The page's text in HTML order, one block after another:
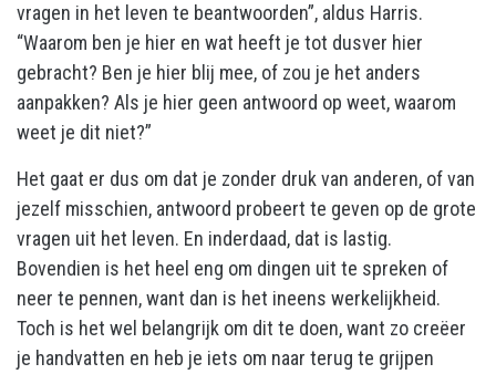
vragen in het leven te beantwoorden”, aldus Harris.
“Waarom ben je hier en wat heeft je tot dusver hier
gebracht? Ben je hier blij mee, of zou je het anders
aanpakken? Als je hier geen antwoord op weet, waarom
weet je dit niet?”
Het gaat er dus om dat je zonder druk van anderen, of van
jezelf misschien, antwoord probeert te geven op de grote
vragen uit het leven. En inderdaad, dat is lastig.
Bovendien is het heel eng om dingen uit te spreken of
neer te pennen, want dan is het ineens werkelijkheid.
Toch is het wel belangrijk om dit te doen, want zo creëer
je handvatten en heb je iets om naar terug te grijpen